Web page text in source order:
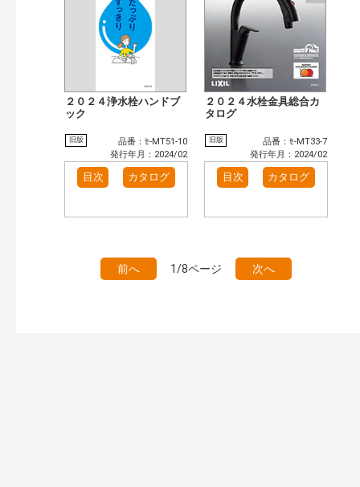
２０２４浄水栓ハンドブ
ック
旧版
品番：ｾ-MT51-10
発行年月：2024/02
目次 カタログ
２０２４水栓金具総合カ
タログ
旧版
品番：ｾ-MT33-7
発行年月：2024/02
目次 カタログ
前へ 1/8ページ 次へ